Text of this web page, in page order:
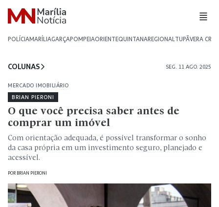
POLÍCIAMARÍLIAGARÇAPOMPEIAORIENTEQUINTANAREGIONALTUPÃVERA CRUZ
COLUNAS SEG. 11 AGO. 2025
MERCADO IMOBILIÁRIO
BRIAN PIERONI
O que você precisa saber antes de
comprar um imóvel
Com orientação adequada, é possível transformar o sonho
da casa própria em um investimento seguro, planejado e
acessível.
POR BRIAN PIERONI